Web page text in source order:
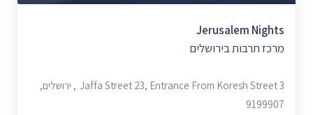
Jerusalem Nights
מרכז תרבות בירושלים
Jaffa Street 23, Entrance From Koresh Street 3, ירושלים,
9199907